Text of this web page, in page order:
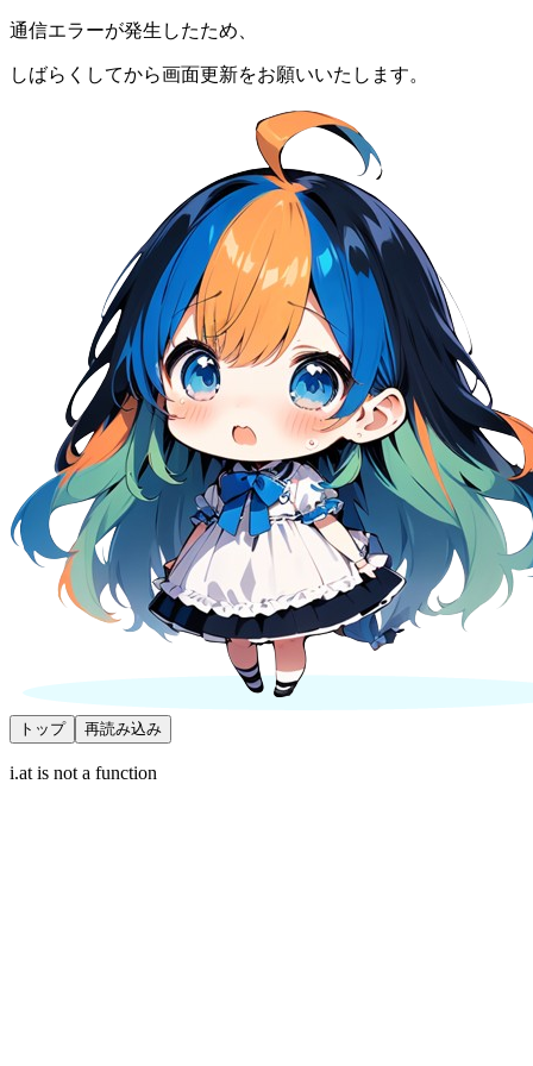
通信エラーが発生したため、
しばらくしてから画面更新をお願いいたします。
トップ 再読み込み
i.at is not a function